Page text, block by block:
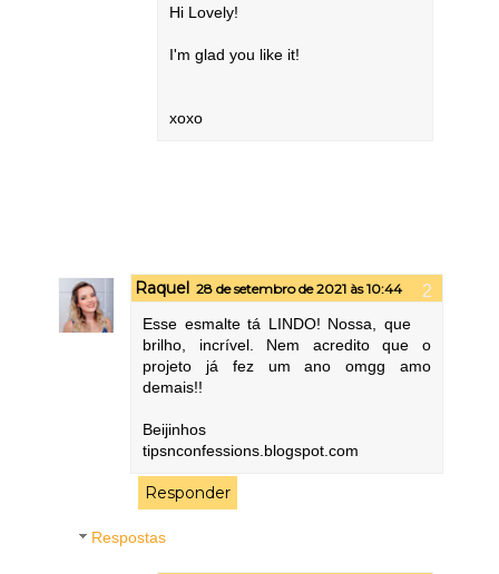
Hi Lovely!
I'm glad you like it!
xoxo
Raquel 28 de setembro de 2021 às 10:44
Esse esmalte tá LINDO! Nossa, que
brilho, incrível. Nem acredito que o
projeto já fez um ano omgg amo
demais!!
Beijinhos
tipsnconfessions.blogspot.com
Responder
Respostas